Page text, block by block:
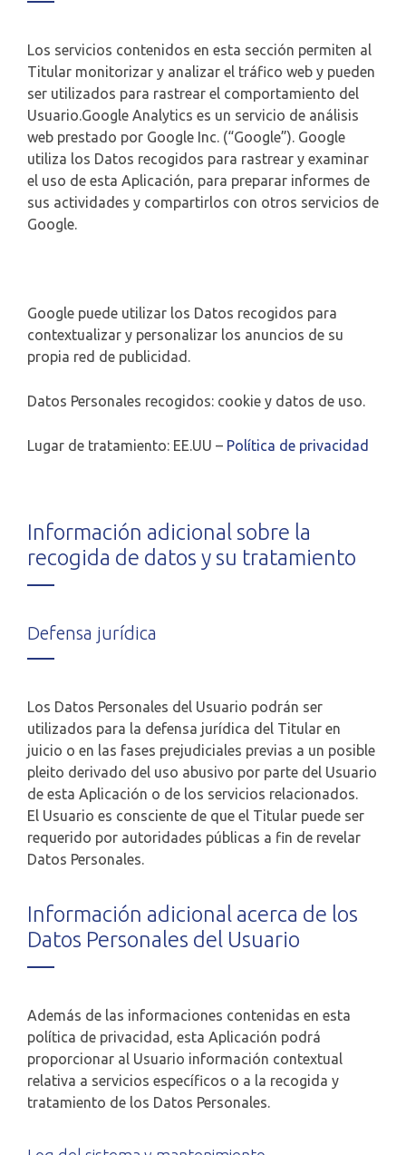
Los servicios contenidos en esta sección permiten al
Titular monitorizar y analizar el tráfico web y pueden
ser utilizados para rastrear el comportamiento del
Usuario.Google Analytics es un servicio de análisis
web prestado por Google Inc. (“Google”). Google
utiliza los Datos recogidos para rastrear y examinar
el uso de esta Aplicación, para preparar informes de
sus actividades y compartirlos con otros servicios de
Google.
Google puede utilizar los Datos recogidos para
contextualizar y personalizar los anuncios de su
propia red de publicidad.
Datos Personales recogidos: cookie y datos de uso.
Lugar de tratamiento: EE.UU – Política de privacidad
Información adicional sobre la
recogida de datos y su tratamiento
Defensa jurídica
Los Datos Personales del Usuario podrán ser
utilizados para la defensa jurídica del Titular en
juicio o en las fases prejudiciales previas a un posible
pleito derivado del uso abusivo por parte del Usuario
de esta Aplicación o de los servicios relacionados.
El Usuario es consciente de que el Titular puede ser
requerido por autoridades públicas a fin de revelar
Datos Personales.
Información adicional acerca de los
Datos Personales del Usuario
Además de las informaciones contenidas en esta
política de privacidad, esta Aplicación podrá
proporcionar al Usuario información contextual
relativa a servicios específicos o a la recogida y
tratamiento de los Datos Personales.